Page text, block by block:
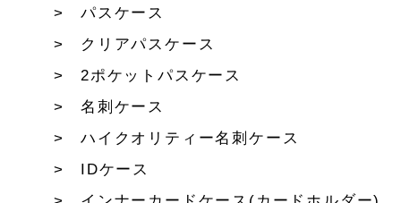
パスケース
クリアパスケース
2ポケットパスケース
名刺ケース
ハイクオリティー名刺ケース
IDケース